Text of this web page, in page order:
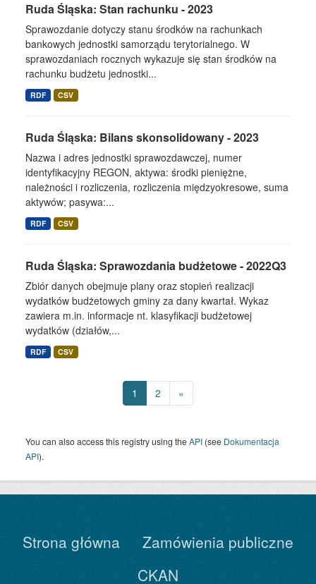
Ruda Śląska: Stan rachunku - 2023
Sprawozdanie dotyczy stanu środków na rachunkach
bankowych jednostki samorządu terytorialnego. W
sprawozdaniach rocznych wykazuje się stan środków na
rachunku budżetu jednostki...
RDF CSV
Ruda Śląska: Bilans skonsolidowany - 2023
Nazwa i adres jednostki sprawozdawczej, numer
identyfikacyjny REGON, aktywa: środki pieniężne,
należności i rozliczenia, rozliczenia międzyokresowe, suma
aktywów; pasywa:...
RDF CSV
Ruda Śląska: Sprawozdania budżetowe - 2022Q3
Zbiór danych obejmuje plany oraz stopień realizacji
wydatków budżetowych gminy za dany kwartał. Wykaz
zawiera m.in. informacje nt. klasyfikacji budżetowej
wydatków (działów,...
RDF CSV
1 2 »
You can also access this registry using theAPI (see Dokumentacja
API).
Strona główna
Zamówienia publiczne
CKAN